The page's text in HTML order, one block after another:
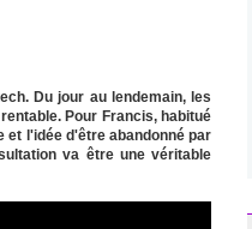
Du jour au lendemain, les
Pour Francis, habitué
et l'idée d'être abandonné par
va être une véritable